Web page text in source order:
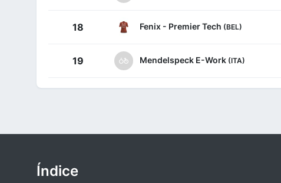
18 Fenix - Premier Tech (BEL)
19 Mendelspeck E-Work (ITA)
Índice